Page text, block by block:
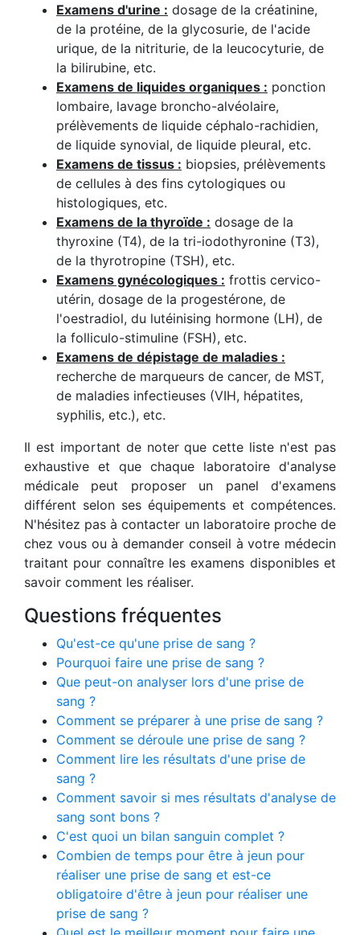
Examens d'urine : dosage de la créatinine,
de la protéine, de la glycosurie, de l'acide
urique, de la nitriturie, de la leucocyturie, de
la bilirubine, etc.
Examens de liquides organiques : ponction
lombaire, lavage broncho-alvéolaire,
prélèvements de liquide céphalo-rachidien,
de liquide synovial, de liquide pleural, etc.
Examens de tissus : biopsies, prélèvements
de cellules à des fins cytologiques ou
histologiques, etc.
Examens de la thyroïde : dosage de la
thyroxine (T4), de la tri-iodothyronine (T3),
de la thyrotropine (TSH), etc.
Examens gynécologiques : frottis cervico-
utérin, dosage de la progestérone, de
l'oestradiol, du lutéinising hormone (LH), de
la folliculo-stimuline (FSH), etc.
Examens de dépistage de maladies :
recherche de marqueurs de cancer, de MST,
de maladies infectieuses (VIH, hépatites,
syphilis, etc.), etc.
Il est important de noter que cette liste n'est pas
exhaustive et que chaque laboratoire d'analyse
médicale peut proposer un panel d'examens
différent selon ses équipements et compétences.
N'hésitez pas à contacter un laboratoire proche de
chez vous ou à demander conseil à votre médecin
traitant pour connaître les examens disponibles et
savoir comment les réaliser.
Questions fréquentes
Qu'est-ce qu'une prise de sang ?
Pourquoi faire une prise de sang ?
Que peut-on analyser lors d'une prise de
sang ?
Comment se préparer à une prise de sang ?
Comment se déroule une prise de sang ?
Comment lire les résultats d'une prise de
sang ?
Comment savoir si mes résultats d'analyse de
sang sont bons ?
C'est quoi un bilan sanguin complet ?
Combien de temps pour être à jeun pour
réaliser une prise de sang et est-ce
obligatoire d'être à jeun pour réaliser une
prise de sang ?